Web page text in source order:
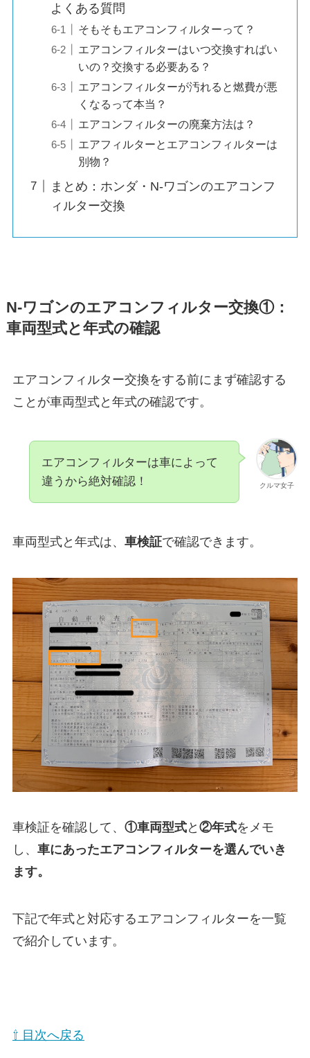
よくある質問
そもそもエアコンフィルターって？
エアコンフィルターはいつ交換すればい
いの？交換する必要ある？
エアコンフィルターが汚れると燃費が悪
くなるって本当？
エアコンフィルターの廃棄方法は？
エアフィルターとエアコンフィルターは
別物？
まとめ：ホンダ・N-ワゴンのエアコンフ
ィルター交換
N-ワゴンのエアコンフィルター交換①：
車両型式と年式の確認
エアコンフィルター交換をする前にまず確認する
ことが車両型式と年式の確認です。
クルマ女子
エアコンフィルターは車によって
違うから絶対確認！
車両型式と年式は、 車検証で確認できます。
車検証を確認して、 ①車両型式と ②年式をメモ
し、 車にあったエアコンフィルターを選んでいき
ます。
下記で年式と対応するエアコンフィルターを一覧
で紹介しています。
⇧ 目次へ戻る